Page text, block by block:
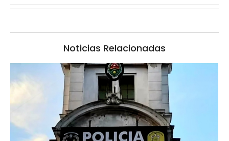
Noticias Relacionadas